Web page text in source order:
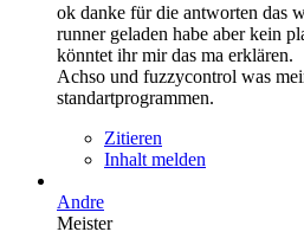
ok danke für die antworten das
runner geladen habe aber kein
könntet ihr mir das ma erklären.
Achso und fuzzycontrol was
standartprogrammen.
Zitieren
Inhalt melden
Andre
Meister